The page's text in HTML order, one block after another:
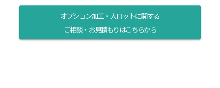
オプション加工・大ロットに関する
ご相談・お見積もりはこちらから